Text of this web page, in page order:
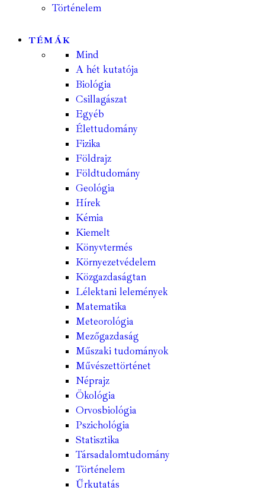
Történelem
TÉMÁK
Mind
A hét kutatója
Biológia
Csillagászat
Egyéb
Élettudomány
Fizika
Földrajz
Földtudomány
Geológia
Hírek
Kémia
Kiemelt
Könyvtermés
Környezetvédelem
Közgazdaságtan
Lélektani lelemények
Matematika
Meteorológia
Mezőgazdaság
Műszaki tudományok
Művészettörténet
Néprajz
Ökológia
Orvosbiológia
Pszichológia
Statisztika
Társadalomtudomány
Történelem
Űrkutatás